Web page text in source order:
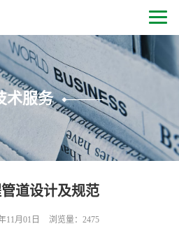
术服务
道设计及规范
11月01日 浏览量：2475